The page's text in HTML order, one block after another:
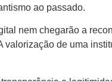
ao passado.
nem chegarão a
valorização de uma